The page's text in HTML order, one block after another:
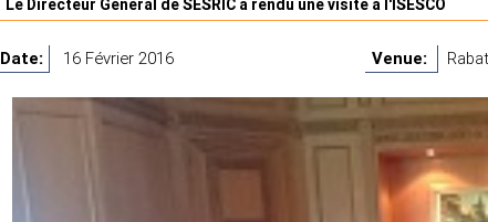
Date: 16 Février 2016 Venue: